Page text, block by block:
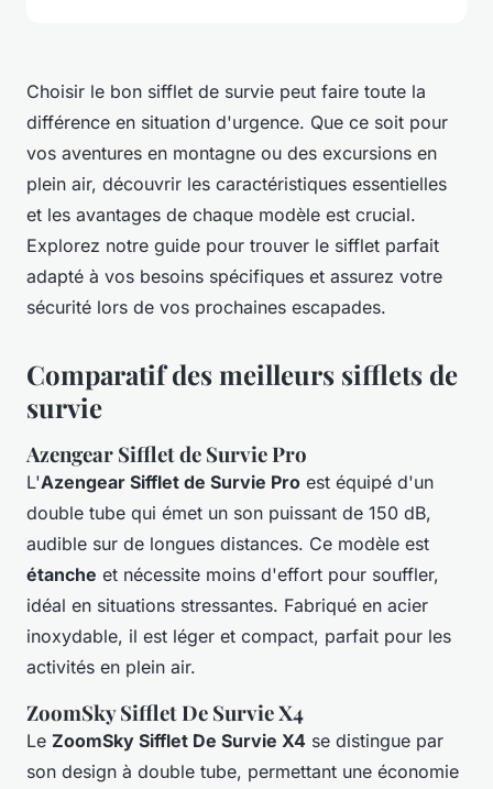
Choisir le bon sifflet de survie peut faire toute la
différence en situation d'urgence. Que ce soit pour
vos aventures en montagne ou des excursions en
plein air, découvrir les caractéristiques essentielles
et les avantages de chaque modèle est crucial.
Explorez notre guide pour trouver le sifflet parfait
adapté à vos besoins spécifiques et assurez votre
sécurité lors de vos prochaines escapades.
Comparatif des meilleurs sifflets de
survie
Azengear Sifflet de Survie Pro
L'Azengear Sifflet de Survie Pro est équipé d'un
double tube qui émet un son puissant de 150 dB,
audible sur de longues distances. Ce modèle est
étanche et nécessite moins d'effort pour souffler,
idéal en situations stressantes. Fabriqué en acier
inoxydable, il est léger et compact, parfait pour les
activités en plein air.
ZoomSky Sifflet De Survie X4
Le ZoomSky Sifflet De Survie X4 se distingue par
son design à double tube, permettant une économie